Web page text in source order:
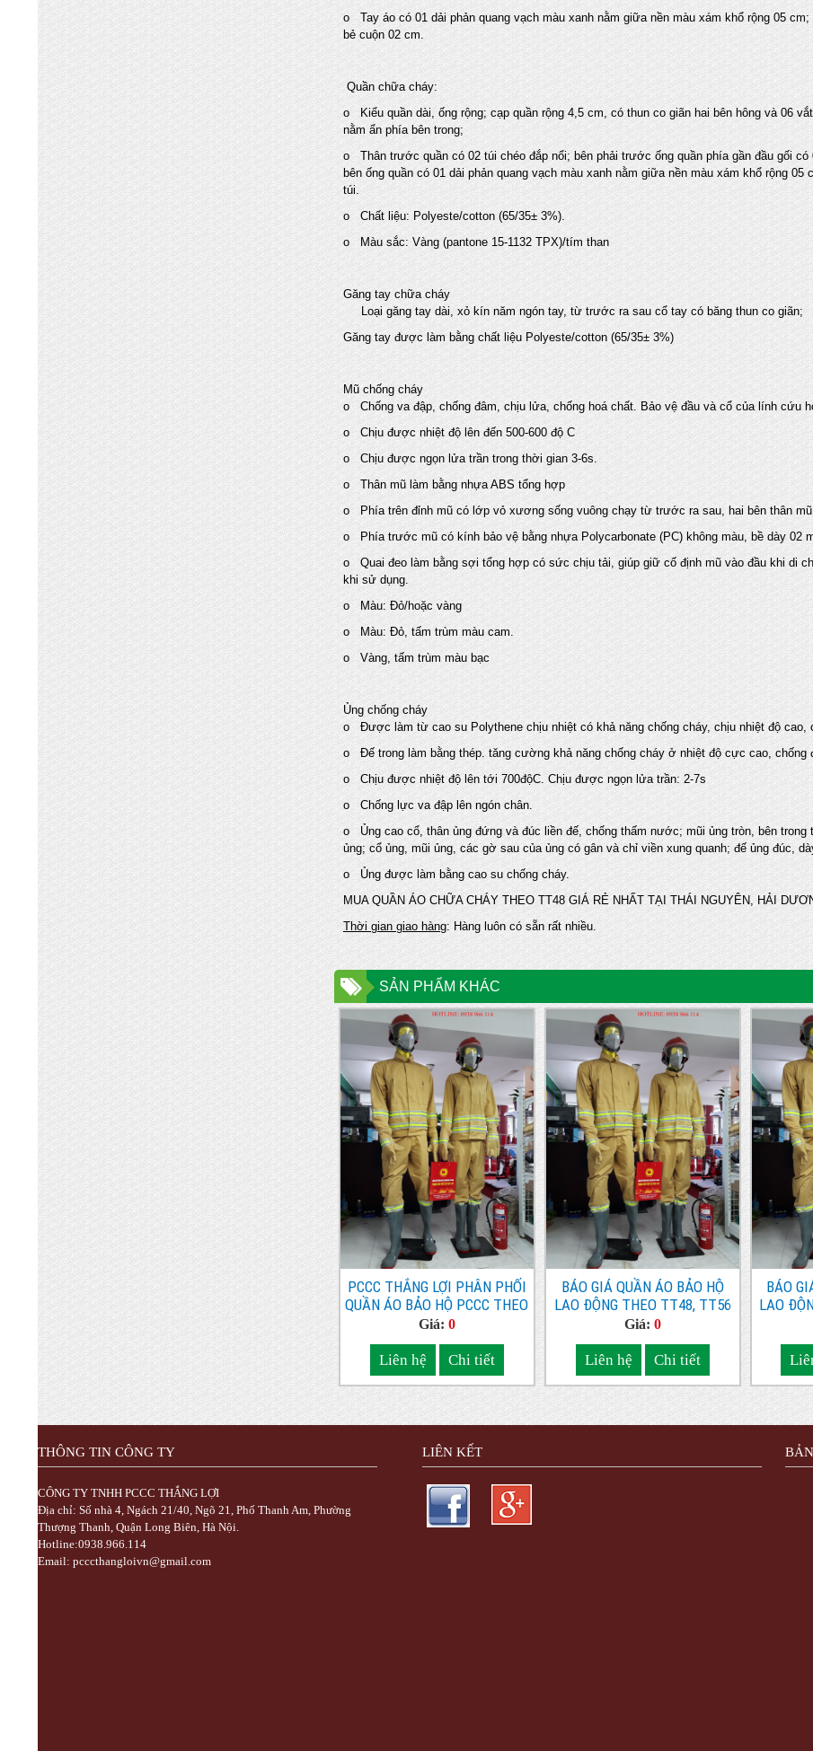
o Tay áo có 01 dải phản quang vạch màu xanh nằm giữa nền màu xám khổ rộng 05
bẻ cuộn 02 cm.
Quần chữa cháy:
o Kiểu quần dài, ống rộng; cạp quần rộng 4,5 cm, có thun co giãn hai bên hông và 06
nằm ẩn phía bên trong;
o Thân trước quần có 02 túi chéo đắp nổi; bên phải trước ống quần phía gần đầu gối
bên ống quần có 01 dải phản quang vạch màu xanh nằm giữa nền màu xám khổ rộng
túi.
o Chất liệu: Polyeste/cotton (65/35± 3%).
o Màu sắc: Vàng (pantone 15-1132 TPX)/tím than
Găng tay chữa cháy
Loại găng tay dài, xỏ kín năm ngón tay, từ trước ra sau cổ tay có băng thun co giãn;
Găng tay được làm bằng chất liệu Polyeste/cotton (65/35± 3%)
Mũ chống cháy
o Chống va đập, chống đâm, chịu lửa, chống hoá chất. Bảo vệ đầu và cổ của lính cứu
o Chịu được nhiệt độ lên đến 500-600 độ C
o Chịu được ngọn lửa trần trong thời gian 3-6s.
o Thân mũ làm bằng nhựa ABS tổng hợp
o Phía trên đỉnh mũ có lớp vỏ xương sống vuông chạy từ trước ra sau, hai bên thân
o Phía trước mũ có kính bảo vệ bằng nhựa Polycarbonate (PC) không màu, bề dày 02
o Quai đeo làm bằng sợi tổng hợp có sức chịu tải, giúp giữ cố định mũ vào đầu khi di
khi sử dụng.
o Màu: Đỏ/hoặc vàng
o Màu: Đỏ, tấm trùm màu cam.
o Vàng, tấm trùm màu bạc
Ủng chống cháy
o Được làm từ cao su Polythene chịu nhiệt có khả năng chống cháy, chịu nhiệt độ cao,
o Đế trong làm bằng thép. tăng cường khả năng chống cháy ở nhiệt độ cực cao,
o Chịu được nhiệt độ lên tới 700độC. Chịu được ngọn lửa trần: 2-7s
o Chống lực va đập lên ngón chân.
o Ủng cao cổ, thân ủng đứng và đúc liền đế, chống thấm nước; mũi ủng tròn, bên
ủng; cổ ủng, mũi ủng, các gờ sau của ủng có gân và chỉ viền xung quanh; đế ủng đúc,
o Ủng được làm bằng cao su chống cháy.
MUA QUẦN ÁO CHỮA CHÁY THEO TT48 GIÁ RẺ NHẤT TẠI THÁI NGUYÊN, HẢI
Thời gian giao hàng: Hàng luôn có sẵn rất nhiều.
SẢN PHẨM KHÁC
PCCC THẮNG LỢI PHÂN PHỐI
QUẦN ÁO BẢO HỘ PCCC THEO
TT48 GIÁ TỐT NHẤT TẠI KCN
VSIP, TIÊN SƠN BẮC NINH
Giá: 0
Liên hệ Chi tiết
BÁO GIÁ QUẦN ÁO BẢO HỘ
LAO ĐỘNG THEO TT48, TT56
TẠI KHU CÔNG NGHIỆP VIỆT
NAM-SINGAPO (VSIP) BẮC
NINH
Giá: 0
Liên hệ Chi tiết
BÁO
LAO
TẠI
THÔNG TIN CÔNG TY
CÔNG TY TNHH PCCC THẮNG LỢI
Địa chỉ: Số nhà 4, Ngách 21/40, Ngõ 21, Phố Thanh Am, Phường
Thượng Thanh, Quận Long Biên, Hà Nội.
Hotline:0938.966.114
Email: pcccthangloivn@gmail.com
LIÊN KẾT